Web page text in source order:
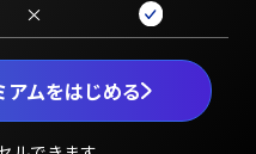
アムをはじめる
×